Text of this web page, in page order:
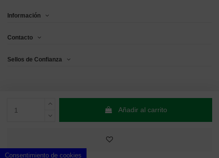
Añadir al carrito
Información
Contacto
Sellos de Confianza
Consentimiento de cookies